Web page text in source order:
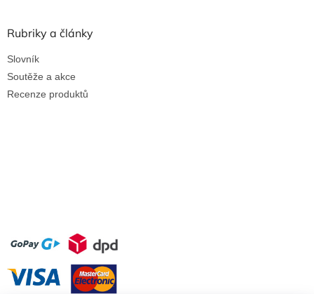
Rubriky a články
Slovník
Soutěže a akce
Recenze produktů